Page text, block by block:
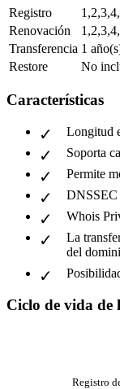
Registro
Renovación
Transferencia 1
Restore
No
Características
Longitud
Soporta
Permite
DNSSEC
Whois
La
del
Ciclo de vida de
Registro